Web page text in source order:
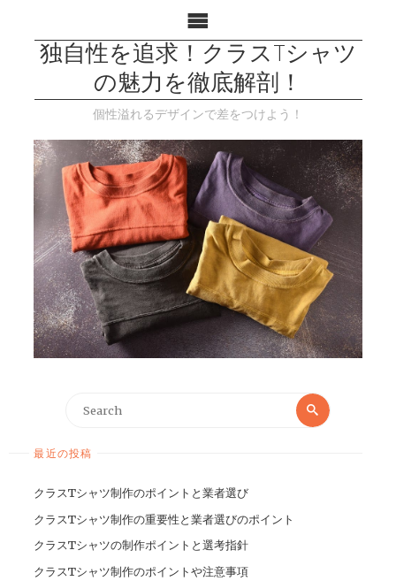
独自性を追求！クラスTシャツ
の魅力を徹底解剖！
個性溢れるデザインで差をつけよう！
最近の投稿
クラスTシャツ制作のポイントと業者選び
クラスTシャツ制作の重要性と業者選びのポイント
クラスTシャツの制作ポイントと選考指針
クラスTシャツ制作のポイントや注意事項